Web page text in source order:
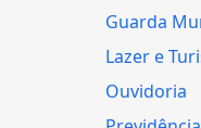
Guarda
Lazer e
Ouvidoria